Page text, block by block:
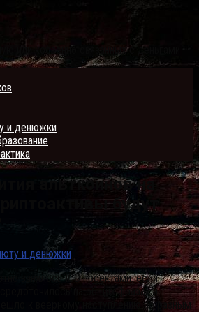
или косвенно связанных с деньгами
и денюжки
альткоинов на
будут
и денюжки
занялось ICO проектами: если
на общих фразах и
к веерному наступлению по разным